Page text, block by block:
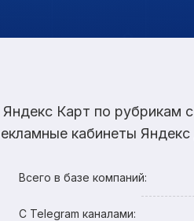
Карт по рубрикам
кабинеты
Всего в базе компаний:
С Telegram каналами: